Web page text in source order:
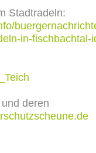
Stadtradeln:
in-fischbachtal-
deren